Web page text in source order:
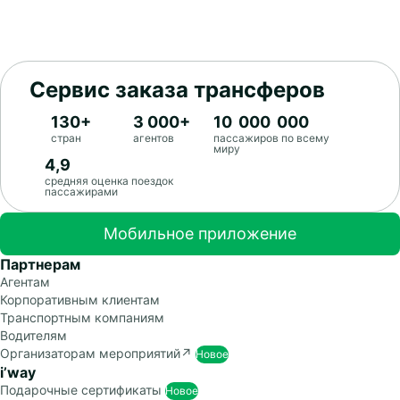
Сервис заказа трансферов
130+
стран
3 000+
агентов
10 000 000
пассажиров по всему
миру
4,9
средняя оценка поездок
пассажирами
Мобильное приложение
Партнерам
Агентам
Корпоративным клиентам
Транспортным компаниям
Водителям
Организаторам мероприятий↗ Новое
i’way
Подарочные сертификаты Новое